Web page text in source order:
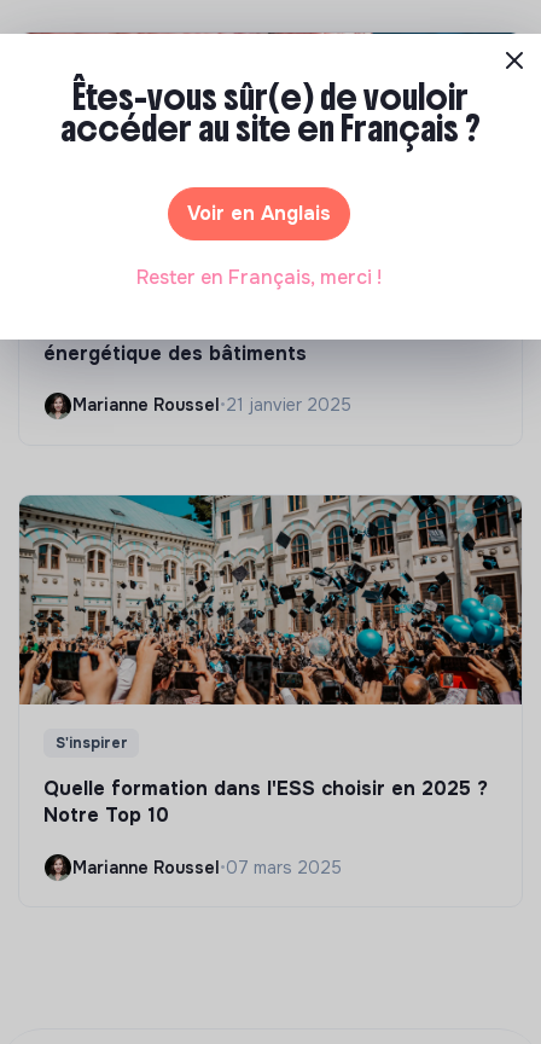
Compétences & formations
énergétique des bâtiments
Marianne Roussel•21 janvier 2025
S'inspirer
Quelle formation dans l'ESS choisir en 2025 ?
Notre Top 10
Marianne Roussel•07 mars 2025
Êtes-vous sûr(e) de vouloir
accéder au site en Français ?
Voir en Anglais
Rester en Français, merci !